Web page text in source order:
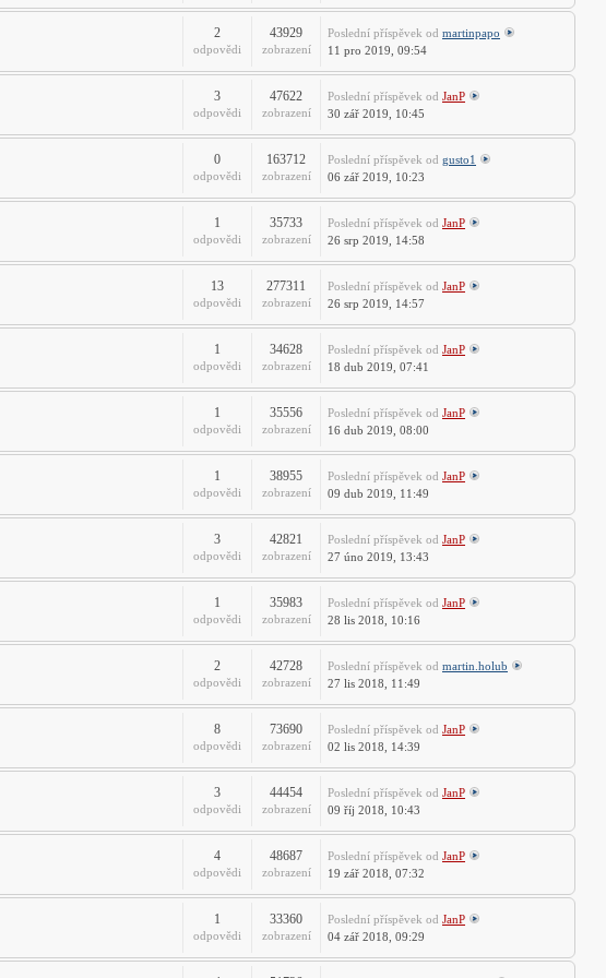
2
odpovědi
43929
zobrazení
Poslední příspěvek od martinpapo
11 pro 2019, 09:54
3
odpovědi
47622
zobrazení
Poslední příspěvek od JanP
30 zář 2019, 10:45
0
odpovědi
163712
zobrazení
Poslední příspěvek od gusto1
06 zář 2019, 10:23
1
odpovědi
35733
zobrazení
Poslední příspěvek od JanP
26 srp 2019, 14:58
13
odpovědi
277311
zobrazení
Poslední příspěvek od JanP
26 srp 2019, 14:57
1
odpovědi
34628
zobrazení
Poslední příspěvek od JanP
18 dub 2019, 07:41
1
odpovědi
35556
zobrazení
Poslední příspěvek od JanP
16 dub 2019, 08:00
1
odpovědi
38955
zobrazení
Poslední příspěvek od JanP
09 dub 2019, 11:49
3
odpovědi
42821
zobrazení
Poslední příspěvek od JanP
27 úno 2019, 13:43
1
odpovědi
35983
zobrazení
Poslední příspěvek od JanP
28 lis 2018, 10:16
2
odpovědi
42728
zobrazení
Poslední příspěvek od martin.holub
27 lis 2018, 11:49
8
odpovědi
73690
zobrazení
Poslední příspěvek od JanP
02 lis 2018, 14:39
3
odpovědi
44454
zobrazení
Poslední příspěvek od JanP
09 říj 2018, 10:43
4
odpovědi
48687
zobrazení
Poslední příspěvek od JanP
19 zář 2018, 07:32
1
odpovědi
33360
zobrazení
Poslední příspěvek od JanP
04 zář 2018, 09:29